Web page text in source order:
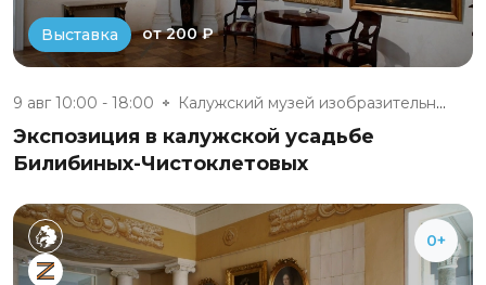
Выставка от 200 ₽
9 авг 10:00 - 18:00 Калужский музей изобразительны...
Экспозиция в калужской усадьбе
Билибиных-Чистоклетовых
0+